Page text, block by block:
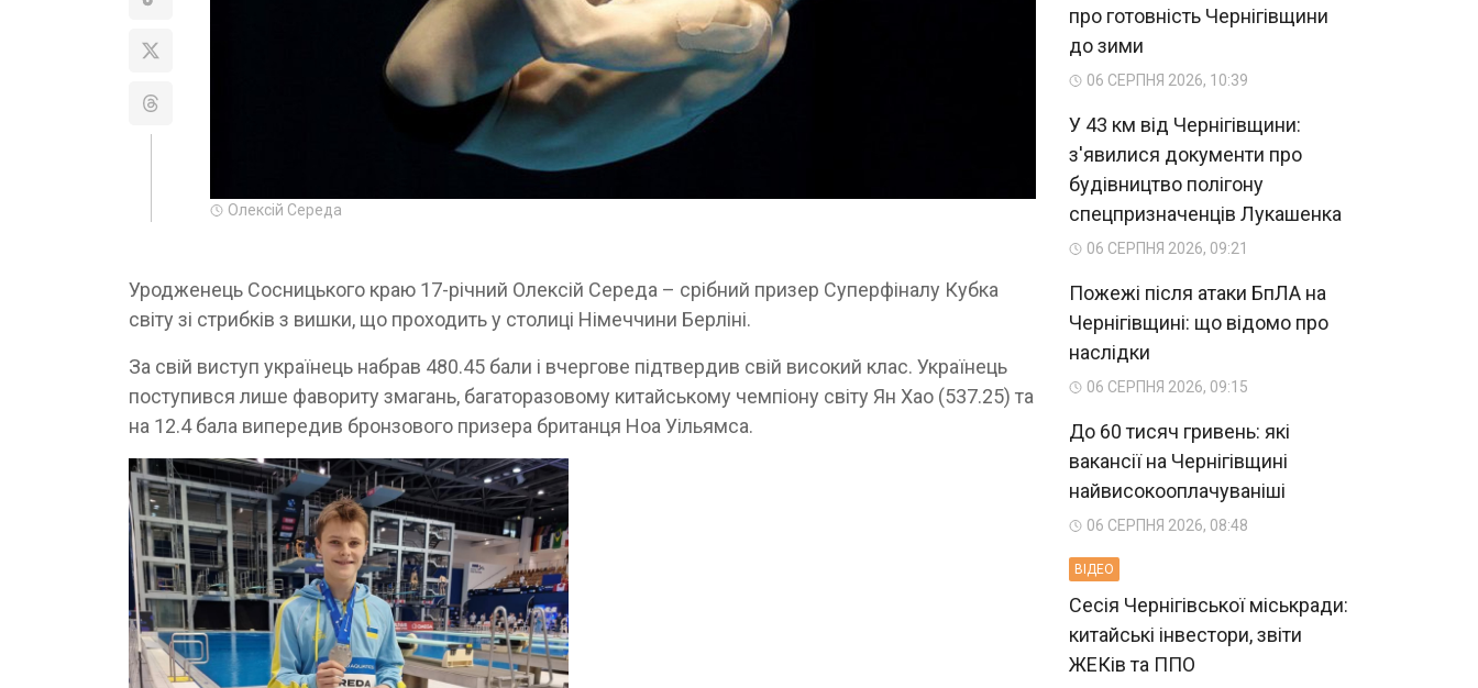
Олексій Середа
Уродженець Сосницького краю 17-річний Олексій Середа – срібний призер Суперфіналу Кубка
світу зі стрибків з вишки, що проходить у столиці Німеччини Берліні.
За свій виступ українець набрав 480.45 бали і вчергове підтвердив свій високий клас. Українець
поступився лише фавориту змагань, багаторазовому китайському чемпіону світу Ян Хао (537.25) та
на 12.4 бала випередив бронзового призера британця Ноа Уільямса.
про готовність Чернігівщини
до зими
06 СЕРПНЯ 2026, 10:39
У 43 км від Чернігівщини:
з'явилися документи про
будівництво полігону
спецпризначенців Лукашенка
06 СЕРПНЯ 2026, 09:21
Пожежі після атаки БпЛА на
Чернігівщині: що відомо про
наслідки
06 СЕРПНЯ 2026, 09:15
До 60 тисяч гривень: які
вакансії на Чернігівщині
найвисокооплачуваніші
06 СЕРПНЯ 2026, 08:48
ВIДЕО
Сесія Чернігівської міськради:
китайські інвестори, звіти
ЖЕКів та ППО